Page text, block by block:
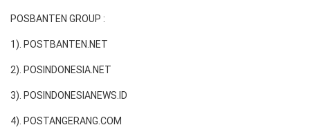
POSBANTEN GROUP :
1). POSTBANTEN.NET
2). POSINDONESIA.NET
3). POSINDONESIANEWS.ID
4). POSTANGERANG.COM